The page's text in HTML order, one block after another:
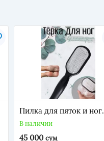
Пилка для пяток и ног.
В наличии
45 000 сум